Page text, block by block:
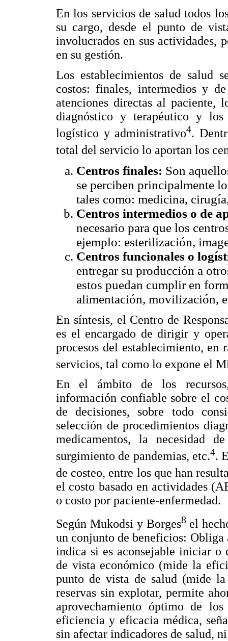
En los servicios de salud todos
su cargo, desde el punto de
involucrados en sus actividades,
en su gestión.
Los establecimientos de salud
costos: finales, intermedios y
atenciones directas al paciente,
diagnóstico y terapéutico y
logístico y administrativo4.
total del servicio lo aportan los
Centros finales: Son
se perciben principalmente
tales como: medicina,
Centros intermedios o de
necesario para que los
ejemplo: esterilización,
Centros funcionales o
entregar su producción a
estos puedan cumplir en
alimentación, movilización,
En síntesis, el Centro de
es el encargado de dirigir y
procesos del establecimiento, en
servicios, tal como lo expone el
En el ámbito de los
información confiable sobre el
de decisiones, sobre todo
selección de procedimientos
medicamentos, la necesidad
surgimiento de pandemias, etc.4.
de costeo, entre los que han
el costo basado en actividades
o costo por paciente-enfermedad.
Según Mukodsi y Borges8el
un conjunto de beneficios: Obliga
indica si es aconsejable iniciar o
de vista económico (mide la
punto de vista de salud (mide
reservas sin explotar, permite
aprovechamiento óptimo de
eficiencia y eficacia médica,
sin afectar indicadores de salud,